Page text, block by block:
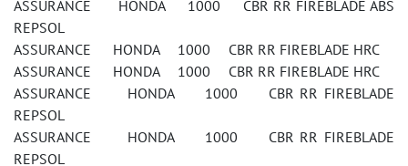
ASSURANCE HONDA 1000 CBR RR FIREBLADE ABS
REPSOL
ASSURANCE HONDA 1000 CBR RR FIREBLADE HRC
ASSURANCE HONDA 1000 CBR RR FIREBLADE HRC
ASSURANCE HONDA 1000 CBR RR FIREBLADE
REPSOL
ASSURANCE HONDA 1000 CBR RR FIREBLADE
REPSOL